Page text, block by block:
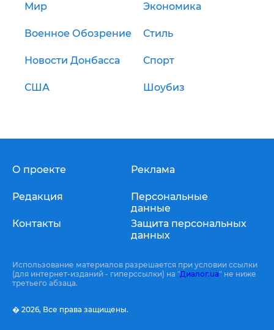
Мир Экономика
Военное Обозрение Стиль
Новости Донбасса Спорт
США Шоубиз
О проекте
Редакция
Контакты
Реклама
Персональные
данные
Защита персональных
данных
Использование материалов разрешается при условии ссылки
(для интернет-изданий - гиперссылки) на "Диалог.ua" не ниже
третьего абзаца.
� 2026, Все права защищены.